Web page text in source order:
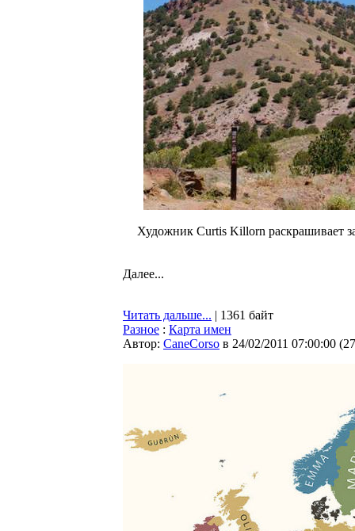
Художник Curtis Killorn раскрашивает
Далее...
Читать дальше... | 1361 байт
Разное : Карта имен
Автор: CaneCorso в 24/02/2011 07:00:00 (